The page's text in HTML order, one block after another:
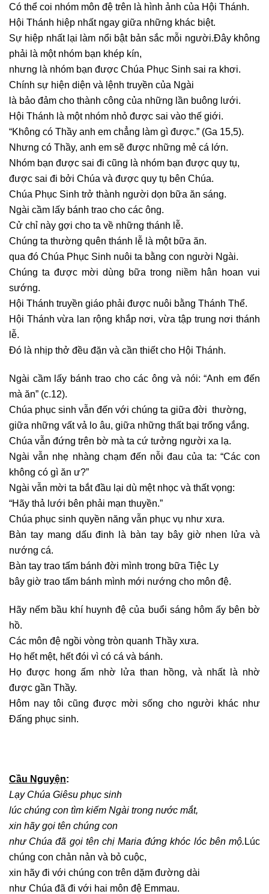
Có thể coi nhóm môn đệ trên là hình ảnh của Hội Thánh.
Hội Thánh hiệp nhất ngay giữa những khác biệt.
Sự hiệp nhất lại làm nổi bật bản sắc mỗi người. Ðây không
phải là một nhóm bạn khép kín,
nhưng là nhóm bạn được Chúa Phục Sinh sai ra khơi.
Chính sự hiện diện và lệnh truyền của Ngài
là bảo đảm cho thành công của những lần buông lưới.
Hội Thánh là một nhóm nhỏ được sai vào thế giới.
“Không có Thầy anh em chẳng làm gì được.” (Ga 15,5).
Nhưng có Thầy, anh em sẽ được những mẻ cá lớn.
Nhóm bạn được sai đi cũng là nhóm bạn được quy tụ,
được sai đi bởi Chúa và được quy tụ bên Chúa.
Chúa Phục Sinh trở thành người dọn bữa ăn sáng.
Ngài cầm lấy bánh trao cho các ông.
Cử chỉ này gợi cho ta về những thánh lễ.
Chúng ta thường quên thánh lễ là một bữa ăn.
qua đó Chúa Phục Sinh nuôi ta bằng con người Ngài.
Chúng ta được mời dùng bữa trong niềm hân hoan vui
sướng.
Hội Thánh truyền giáo phải được nuôi bằng Thánh Thể.
Hội Thánh vừa lan rộng khắp nơi, vừa tập trung nơi thánh
lễ.
Ðó là nhịp thở đều đặn và cần thiết cho Hội Thánh.
Ngài cầm lấy bánh trao cho các ông và nói: “Anh em đến
mà ăn” (c.12).
Chúa phục sinh vẫn đến với chúng ta giữa đời thường,
giữa những vất vả lo âu, giữa những thất bại trống vắng.
Chúa vẫn đứng trên bờ mà ta cứ tưởng người xa lạ.
Ngài vẫn nhẹ nhàng chạm đến nỗi đau của ta: “Các con
không có gì ăn ư?”
Ngài vẫn mời ta bắt đầu lại dù mệt nhọc và thất vọng:
“Hãy thả lưới bên phải mạn thuyền.”
Chúa phục sinh quyền năng vẫn phục vụ như xưa.
Bàn tay mang dấu đinh là bàn tay bây giờ nhen lửa và
nướng cá.
Bàn tay trao tấm bánh đời mình trong bữa Tiệc Ly
bây giờ trao tấm bánh mình mới nướng cho môn đệ.
Hãy nếm bầu khí huynh đệ của buổi sáng hôm ấy bên bờ
hồ.
Các môn đệ ngồi vòng tròn quanh Thầy xưa.
Họ hết mệt, hết đói vì có cá và bánh.
Họ được hong ấm nhờ lửa than hồng, và nhất là nhờ
được gần Thầy.
Hôm nay tôi cũng được mời sống cho người khác như
Đấng phục sinh.
Cầu Nguyện:
Lạy Chúa Giêsu phục sinh
lúc chúng con tìm kiếm Ngài trong nước mắt,
xin hãy gọi tên chúng con
như Chúa đã gọi tên chị Maria đứng khóc lóc bên mộ.Lúc
chúng con chản nản và bỏ cuộc,
xin hãy đi với chúng con trên dặm đường dài
như Chúa đã đi với hai môn đệ Emmau.